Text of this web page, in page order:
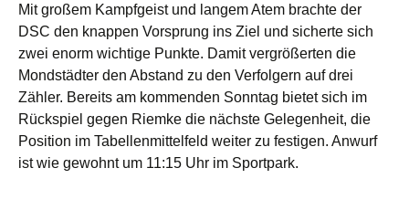
Mit großem Kampfgeist und langem Atem brachte der
DSC den knappen Vorsprung ins Ziel und sicherte sich
zwei enorm wichtige Punkte. Damit vergrößerten die
Mondstädter den Abstand zu den Verfolgern auf drei
Zähler. Bereits am kommenden Sonntag bietet sich im
Rückspiel gegen Riemke die nächste Gelegenheit, die
Position im Tabellenmittelfeld weiter zu festigen. Anwurf
ist wie gewohnt um 11:15 Uhr im Sportpark.